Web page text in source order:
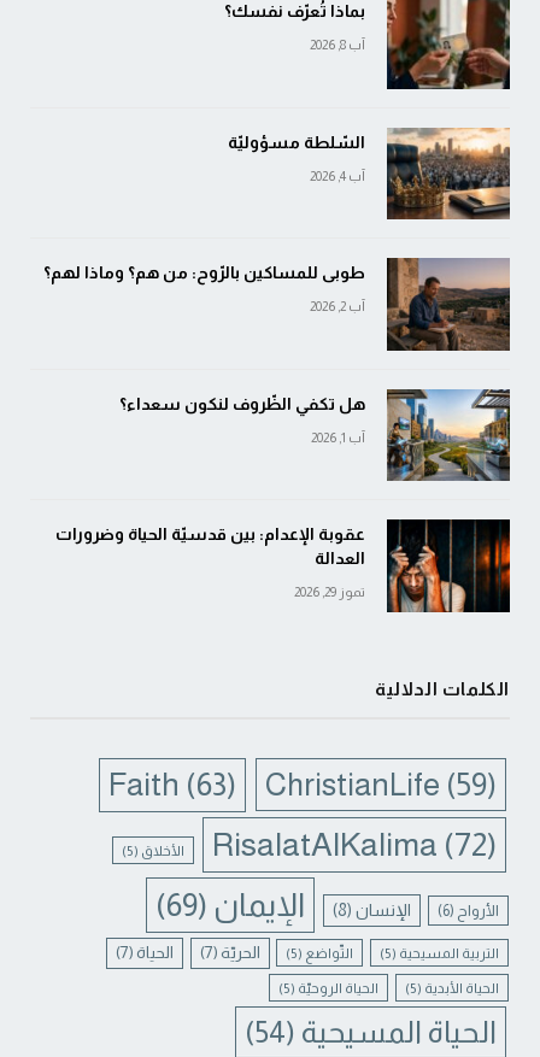
بماذا تُعرّف نفسك؟
آب 8, 2026
السّلطة مسؤوليّة
آب 4, 2026
طوبى للمساكين بالرّوح: من هم؟ وماذا لهم؟
آب 2, 2026
هل تكفي الظّروف لنكون سعداء؟
آب 1, 2026
عقوبة الإعدام: بين قدسيّة الحياة وضرورات
العدالة
تموز 29, 2026
الكلمات الدلالية
ChristianLife (59)
Faith (63)
RisalatAlKalima (72) الأخلاق (5)
الأرواح (6) الإنسان(8) الإيمان (69)
التربية المسيحية (5) التّواضع (5) الحريّة (7) الحياة (7)
الحياة الأبدية (5) الحياة الروحيّة (5)
الحياة المسيحية (54)